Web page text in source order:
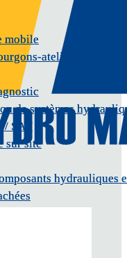
mobile
ateliers
de systèmes
/ SAV
sur site
hydrauliques
mobile
ateliers
de systèmes
/ SAV
sur site
hydrauliques